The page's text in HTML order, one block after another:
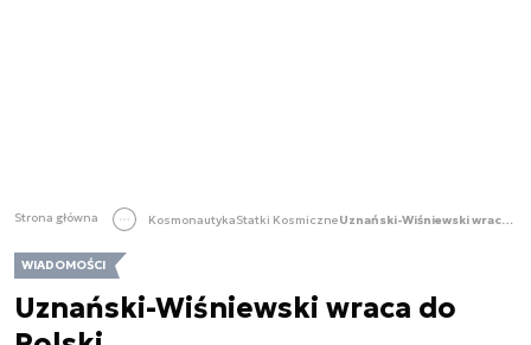
Strona główna KosmonautykaStatki Kosmiczne Uznański-Wiśniewski wraca do Polski
WIADOMOŚCI
Uznański-Wiśniewski wraca do